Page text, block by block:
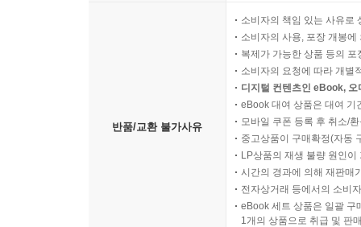
반품/교환 불가사유
소비자의 책임 있는 사유로
소비자의 사용, 포장 개봉
복제가 가능한 상품 등의
소비자의 요청에 따라 개별
디지털 컨텐츠인 eBook,
eBook 대여 상품은 대여 기
모바일 쿠폰 등록 후 취소/
중고상품이 구매확정(자동
LP상품의 재생 불량 원인
시간의 경과에 의해 재판매
전자상거래 등에서의 소비
eBook 세트 상품은 일괄 구
1개의 상품으로 취급 및 판